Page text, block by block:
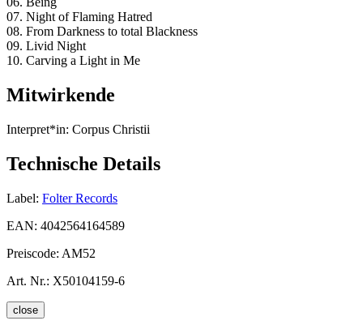
07. Night of Flaming Hatred
08. From Darkness to total Blackness
09. Livid Night
10. Carving a Light in Me
Mitwirkende
Interpret*in: Corpus Christii
Technische Details
Label: Folter Records
EAN: 4042564164589
Preiscode: AM52
Art. Nr.: X50104159-6
close